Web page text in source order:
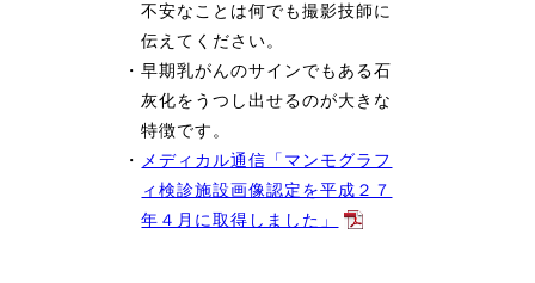
不安なことは何でも撮影技師に
伝えてください。
・早期乳がんのサインでもある石
灰化をうつし出せるのが大きな
特徴です。
・
メディカル通信「マンモグラフ
ィ検診施設画像認定を平成２７
年４月に取得しました」